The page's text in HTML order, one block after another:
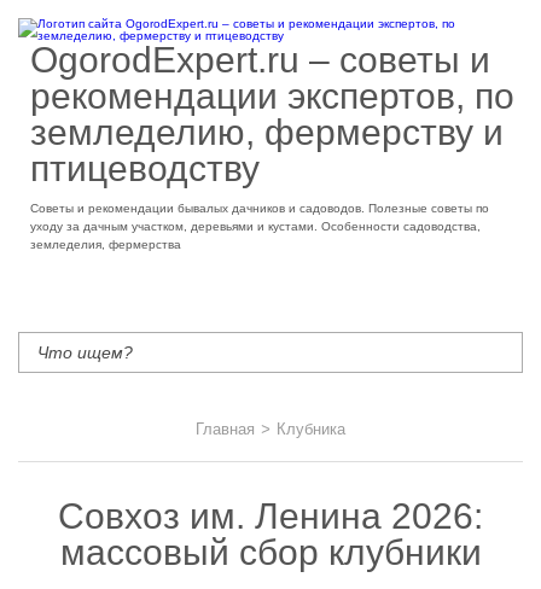
OgorodExpert.ru – cоветы и
рекомендации экспертов, по
земледелию, фермерству и
птицеводству
Советы и рекомендации бывалых дачников и садоводов. Полезные советы по
уходу за дачным участком, деревьями и кустами. Особенности садоводства,
земледелия, фермерства
Главная > Клубника
Совхоз им. Ленина 2026:
массовый сбор клубники